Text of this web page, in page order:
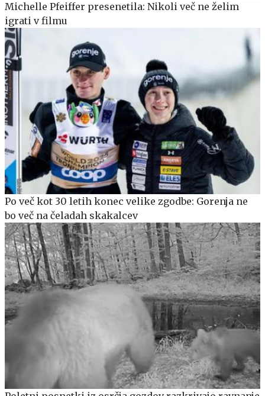
Michelle Pfeiffer presenetila: Nikoli več ne želim
igrati v filmu
Po več kot 30 letih konec velike zgodbe: Gorenja ne
bo več na čeladah skakalcev